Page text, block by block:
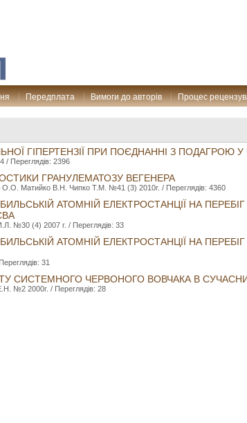
Передплата Вимоги до авторів Процес
ГІПЕРТЕНЗІЇ ПРИ ПОЄДНАННІ З ПОДАГРОЮ У
Переглядів: 2396
ГРАНУЛЕМАТОЗУ ВЕГЕНЕРА
Матийко В.Н. Чипко Т.М. №41 (3) 2010г. / Переглядів: 4360
АТОМНІЙ ЕЛЕКТРОСТАНЦІЇ НА
№30 (4) 2007 г. / Переглядів: 33
АТОМНІЙ ЕЛЕКТРОСТАНЦІЇ НА
31
СИСТЕМНОГО ЧЕРВОНОГО ВОВЧАКА В
№2 2000г. / Переглядів: 28